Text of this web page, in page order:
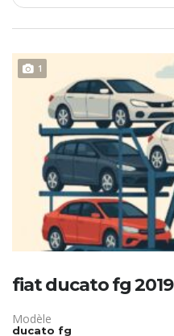
1
fiat ducato fg 2019
Modèle
ducato fg